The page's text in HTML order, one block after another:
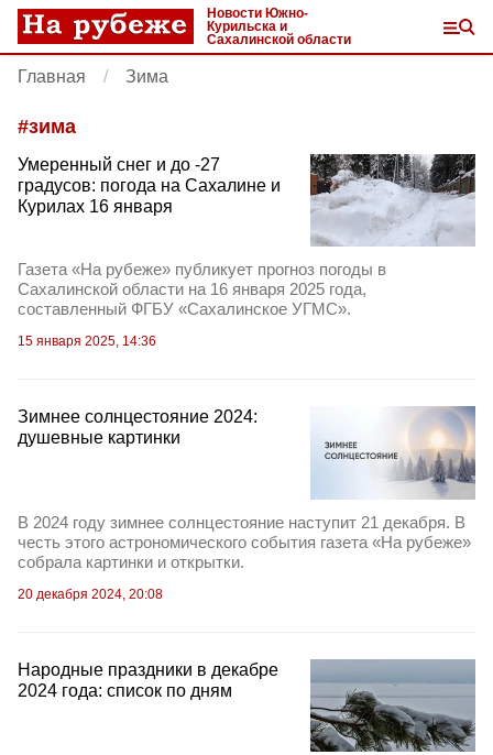
Новости Южно-
Курильска и
Сахалинской области
Главная Зима
#зима
Умеренный снег и до -27
градусов: погода на Сахалине и
Курилах 16 января
Газета «На рубеже» публикует прогноз погоды в
Сахалинской области на 16 января 2025 года,
составленный ФГБУ «Сахалинское УГМС».
15 января 2025, 14:36
Зимнее солнцестояние 2024:
душевные картинки
В 2024 году зимнее солнцестояние наступит 21 декабря. В
честь этого астрономического события газета «На рубеже»
собрала картинки и открытки.
20 декабря 2024, 20:08
Народные праздники в декабре
2024 года: список по дням